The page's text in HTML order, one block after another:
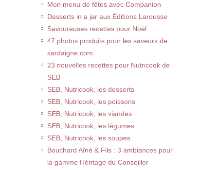
Mon menu de fêtes avec Companion
Desserts in a jar aux Éditions Larousse
Savoureuses recettes pour Noël
47 photos produits pour les saveurs de
sardaigne.com
23 nouvelles recettes pour Nutricook de
SEB
SEB, Nutricook, les desserts
SEB, Nutricook, les poissons
SEB, Nutricook, les viandes
SEB, Nutricook, les légumes
SEB, Nutricook, les soupes
Bouchard Aîné & Fils : 3 ambiances pour
la gamme Héritage du Conseiller